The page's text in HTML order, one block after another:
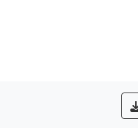
衛星幾何結構較差的
衛星條件良好時取得
度限制條件的輔助之
衛星幾何結構較差的
可得到道路切線之角
計及道路切線角度三
製里程計，透過繞行操